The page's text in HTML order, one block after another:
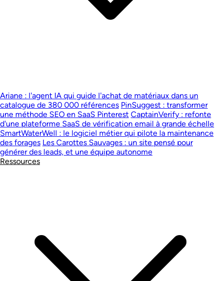
Ariane : l'agent IA qui guide l'achat de matériaux dans un
catalogue de 380 000 références PinSuggest : transformer
une méthode SEO en SaaS Pinterest CaptainVerify : refonte
d'une plateforme SaaS de vérification email à grande échelle
SmartWaterWell : le logiciel métier qui pilote la maintenance
des forages Les Carottes Sauvages : un site pensé pour
générer des leads, et une équipe autonome
Ressources